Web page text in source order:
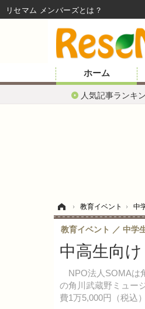
ホーム
人気記事ランキ
› 教育イベント › 中
中高生向
NPO法人SOMAは
の角川武蔵野ミュー
費1万5,000円（税込
教育イベント 中学
リセマム メンバーズ